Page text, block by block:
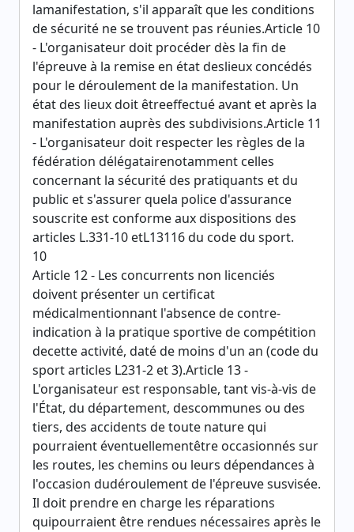
lamanifestation, s'il apparaît que les conditions
de sécurité ne se trouvent pas réunies.Article 10
- L'organisateur doit procéder dès la fin de
l'épreuve à la remise en état deslieux concédés
pour le déroulement de la manifestation. Un
état des lieux doit êtreeffectué avant et après la
manifestation auprès des subdivisions.Article 11
- L'organisateur doit respecter les règles de la
fédération délégatairenotamment celles
concernant la sécurité des pratiquants et du
public et s'assurer quela police d'assurance
souscrite est conforme aux dispositions des
articles L.331-10 etL13116 du code du sport.
10
Article 12 - Les concurrents non licenciés
doivent présenter un certificat
médicalmentionnant l'absence de contre-
indication à la pratique sportive de compétition
decette activité, daté de moins d'un an (code du
sport articles L231-2 et 3).Article 13 -
L'organisateur est responsable, tant vis-à-vis de
l'État, du département, descommunes ou des
tiers, des accidents de toute nature qui
pourraient éventuellementêtre occasionnés sur
les routes, les chemins ou leurs dépendances à
l'occasion dudéroulement de l'épreuve susvisée.
Il doit prendre en charge les réparations
quipourraient être rendues nécessaires après le